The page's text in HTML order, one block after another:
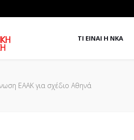
ΤΙ ΕΙΝΑΙ Η ΝΚΑ
ΕΑΑΚ για σχέδιο Αθηνά